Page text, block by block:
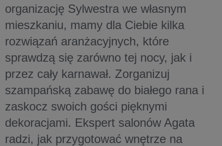
organizację Sylwestra we własnym
mieszkaniu, mamy dla Ciebie kilka
rozwiązań aranżacyjnych, które
sprawdzą się zarówno tej nocy, jak i
przez cały karnawał. Zorganizuj
szampańską zabawę do białego rana i
zaskocz swoich gości pięknymi
dekoracjami. Ekspert salonów Agata
radzi, jak przygotować wnętrze na